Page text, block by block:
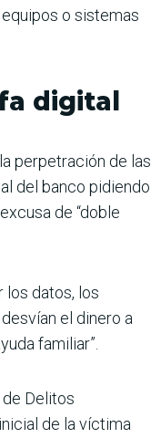
o sistemas
digital
perpetración de las
del banco pidiendo
de “doble
los datos, los
el dinero a
familiar”.
Delitos
de la víctima